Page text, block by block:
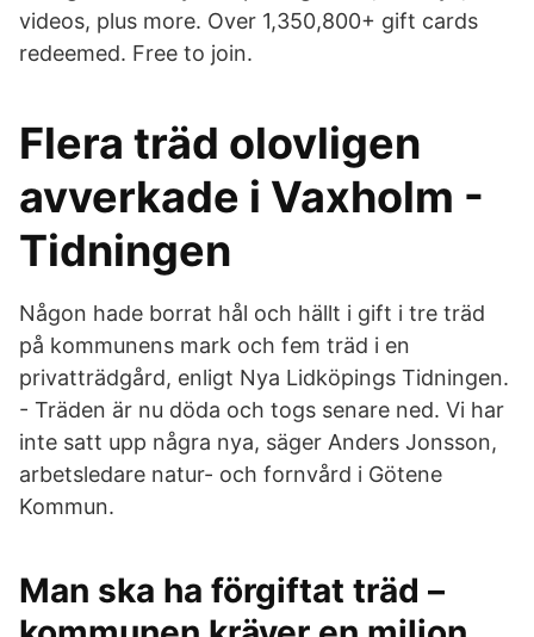
videos, plus more. Over 1,350,800+ gift cards
redeemed. Free to join.
Flera träd olovligen
avverkade i Vaxholm -
Tidningen
Någon hade borrat hål och hällt i gift i tre träd
på kommunens mark och fem träd i en
privatträdgård, enligt Nya Lidköpings Tidningen.
- Träden är nu döda och togs senare ned. Vi har
inte satt upp några nya, säger Anders Jonsson,
arbetsledare natur- och fornvård i Götene
Kommun.
Man ska ha förgiftat träd –